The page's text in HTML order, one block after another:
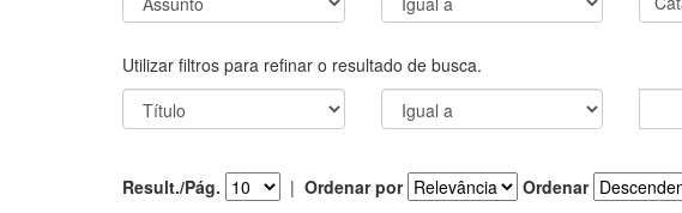
Utilizar filtros para refinar o resultado de busca.
Result./Pág. | Ordenar por Ordenar